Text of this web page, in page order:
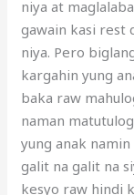
niya at
gawain kasi rest
niya. Pero
kargahin yung
baka raw
naman
yung anak
galit na galit na
kesyo raw hindi